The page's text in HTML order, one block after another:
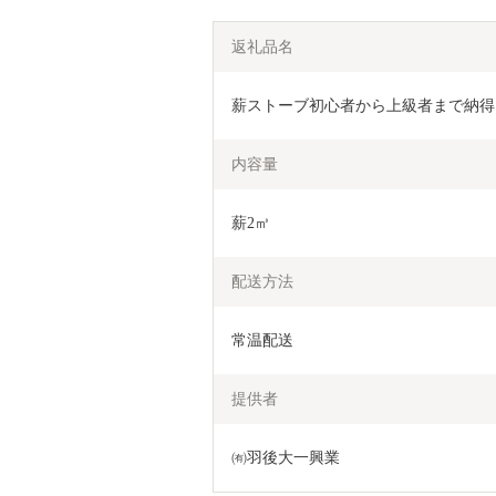
返礼品名
薪ストーブ初心者から上級者まで納
内容量
薪2㎥
配送方法
常温配送
提供者
㈲羽後大一興業